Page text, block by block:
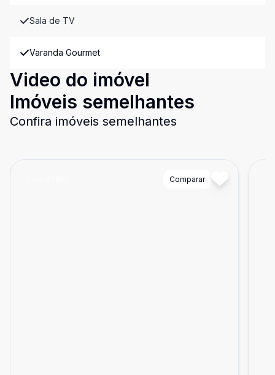
Sala de TV
Varanda Gourmet
Video do imóvel
Imóveis semelhantes
Confira imóveis semelhantes
Comparar